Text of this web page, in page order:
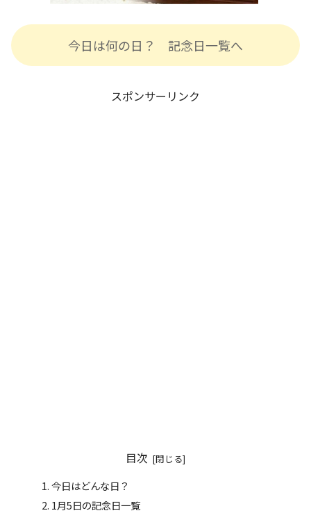
今日は何の日？ 記念日一覧へ
スポンサーリンク
目次
今日はどんな日？
1月5日の記念日一覧